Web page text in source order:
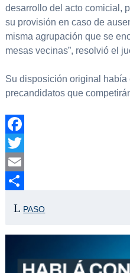
desarrollo del acto comicial,
su provisión en caso de
misma agrupación que se
mesas vecinas”, resolvió el
Su disposición original
precandidatos que
Facebook
Twitter
Email
PASO